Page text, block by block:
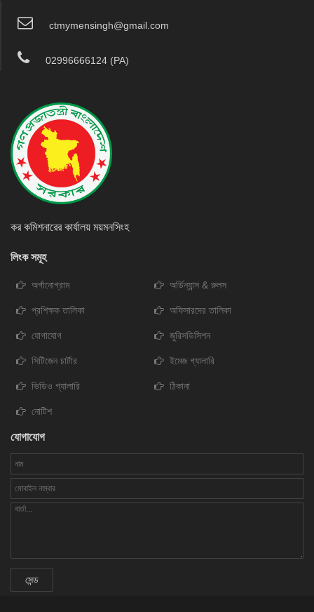
ctmymensingh@gmail.com
02996666124 (PA)
কর কমিশনারের কার্যালয় ময়মনসিংহ
লিংক সমূহ
অর্গানোগ্রাম অর্ডিন্যান্স & রুলস
প্রশিক্ষক তালিকা অফিসারদের তালিকা
যোগাযোগ জুরিসডিসিশন
সিটিজেন চার্টার ইমেজ গ্যালারি
ভিডিও গ্যালারি ঠিকানা
নোটিশ
যোগাযোগ